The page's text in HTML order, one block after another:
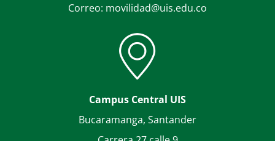
Correo: movilidad@uis.edu.co
Campus Central UIS
Bucaramanga, Santander